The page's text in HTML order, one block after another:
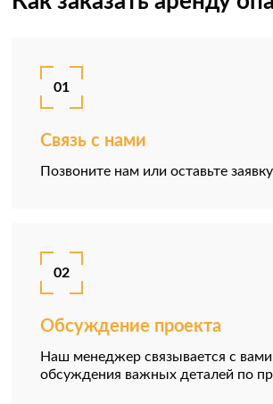
01
Связь с нами
Позвоните нам или оставьте
02
Обсуждение проекта
Наш менеджер связывается с
обсуждения важных деталей по